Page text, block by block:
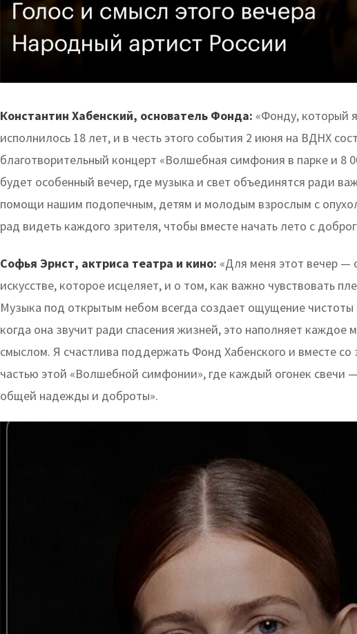
Константин Хабенский, основатель Фонда: «Фонду, который
исполнилось 18 лет, и в честь этого события 2 июня на ВДНХ
благотворительный концерт «Волшебная симфония в парке и 8
будет особенный вечер, где музыка и свет объединятся ради
помощи нашим подопечным, детям и молодым взрослым с
рад видеть каждого зрителя, чтобы вместе начать лето с
Софья Эрнст, актриса театра и кино: «Для меня этот вечер —
искусстве, которое исцеляет, и о том, как важно чувствовать
Музыка под открытым небом всегда создает ощущение чистоты
когда она звучит ради спасения жизней, это наполняет каждое
смыслом. Я счастлива поддержать Фонд Хабенского и вместе со
частью этой «Волшебной симфонии», где каждый огонек свечи
общей надежды и доброты».